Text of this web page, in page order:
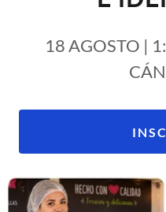
18 AGOSTO |